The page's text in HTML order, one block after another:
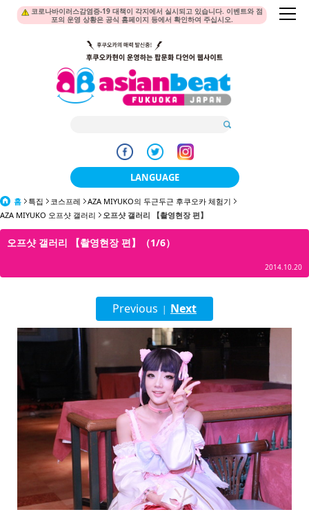
코로나바이러스감염증-19 대책이 각지에서 실시되고 있습니다. 이벤트와 점
포의 운영 상황은 공식 홈페이지 등에서 확인하여 주십시오.
LANGUAGE
日本語
한국어
English
ภาษาไทย
tiéng Viêt
Bahasa Indonesia
홈 특집 코스프레
AZA MIYUKO의 두근두근 후쿠오카 체험기
AZA MIYUKO 오프샷 갤러리
오프샷 갤러리 【촬영현장 편】
오프샷 갤러리 【촬영현장 편】（1/6）
2014.10.20
Previous | Next